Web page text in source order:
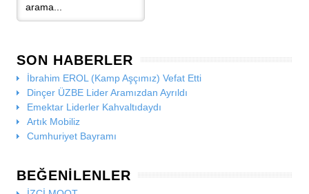
SON HABERLER
İbrahim EROL (Kamp Aşçımız) Vefat Etti
Dinçer ÜZBE Lider Aramızdan Ayrıldı
Emektar Liderler Kahvaltıdaydı
Artık Mobiliz
Cumhuriyet Bayramı
BEĞENILENLER